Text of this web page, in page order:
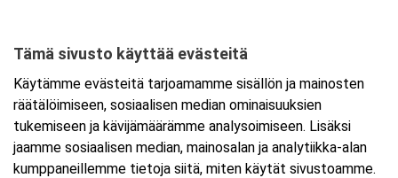
Tarkempi kartta ja ajo-ohjeet
Tämä sivusto käyttää evästeitä
Käytämme evästeitä tarjoamamme sisällön ja mainosten
räätälöimiseen, sosiaalisen median ominaisuuksien
tukemiseen ja kävijämäärämme analysoimiseen. Lisäksi
jaamme sosiaalisen median, mainosalan ja analytiikka-alan
kumppaneillemme tietoja siitä, miten käytät sivustoamme.